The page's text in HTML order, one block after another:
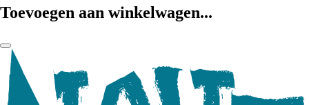
Toevoegen aan winkelwagen...